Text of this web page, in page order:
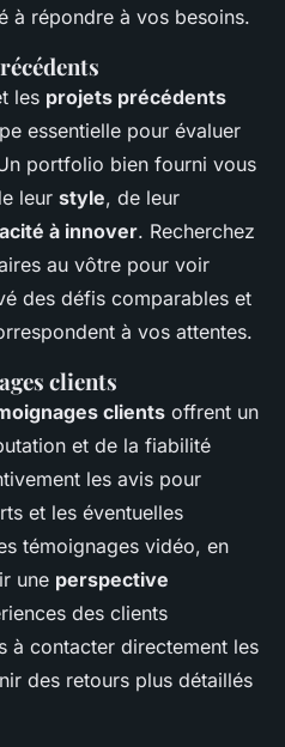
à répondre à vos besoins.
les projets précédents
essentielle pour évaluer
portfolio bien fourni vous
leur style, de leur
à innover. Recherchez
au vôtre pour voir
des défis comparables et
à vos attentes.
clients
clients offrent un
et de la fiabilité
les avis pour
et les éventuelles
témoignages vidéo, en
une perspective
des clients
à contacter directement les
des retours plus détaillés